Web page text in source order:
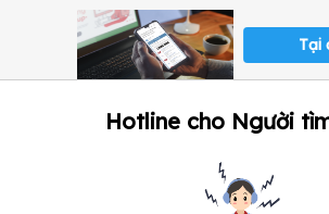
Tại
Hotline cho Người